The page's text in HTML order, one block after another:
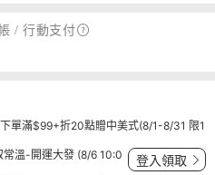
/ 行動支付
下單滿$99+折20點贈中美式(8/1-8/31 限1
溫-開運大發 (8/6 10:0
登入領取